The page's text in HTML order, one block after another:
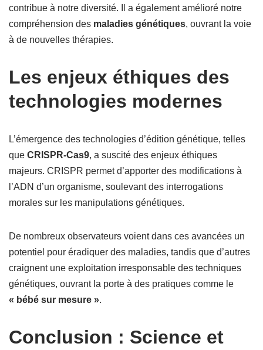
contribue à notre diversité. Il a également amélioré notre
compréhension des maladies génétiques, ouvrant la voie
à de nouvelles thérapies.
Les enjeux éthiques des
technologies modernes
L’émergence des technologies d’édition génétique, telles
que CRISPR-Cas9, a suscité des enjeux éthiques
majeurs. CRISPR permet d’apporter des modifications à
l’ADN d’un organisme, soulevant des interrogations
morales sur les manipulations génétiques.
De nombreux observateurs voient dans ces avancées un
potentiel pour éradiquer des maladies, tandis que d’autres
craignent une exploitation irresponsable des techniques
génétiques, ouvrant la porte à des pratiques comme le
« bébé sur mesure ».
Conclusion : Science et